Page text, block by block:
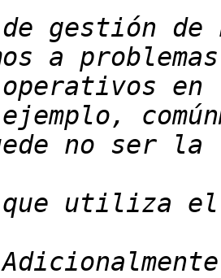
de gestión de
ejemplo,